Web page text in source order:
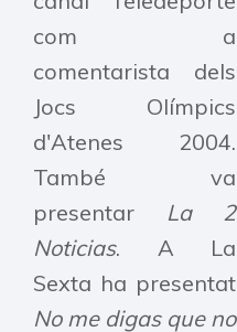
com a
comentarista dels
Jocs Olímpics
d'Atenes 2004.
També va
presentar La 2
Noticias. A La
Sexta ha presentat
No me digas que no